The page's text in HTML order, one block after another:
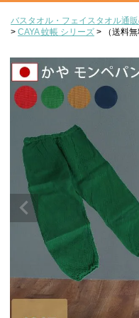
バスタオル・フェイスタオル通
CAYA 蚊帳 シリーズ
（送料